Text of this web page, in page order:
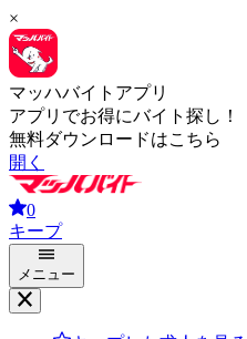
×
マッハバイトアプリ
アプリでお得にバイト探し！
無料ダウンロードはこちら
開く
0
キープ
メニュー